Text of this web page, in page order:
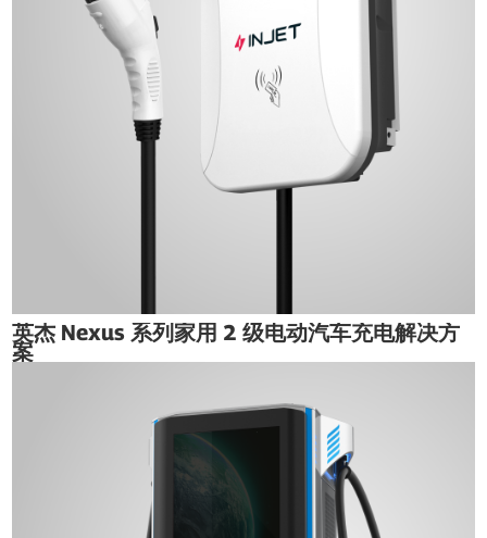
英杰 Nexus 系列家用 2 级电动汽车充电解决方
案